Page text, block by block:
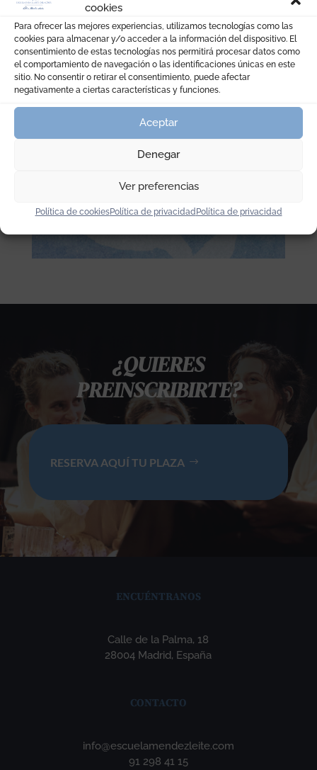
cookies
Para ofrecer las mejores experiencias, utilizamos tecnologías como las
cookies para almacenar y/o acceder a la información del dispositivo. El
consentimiento de estas tecnologías nos permitirá procesar datos como
el comportamiento de navegación o las identificaciones únicas en este
sitio. No consentir o retirar el consentimiento, puede afectar
negativamente a ciertas características y funciones.
Aceptar
Denegar
Ver preferencias
Política de cookiesPolítica de privacidad Política de privacidad
¿QUIERES
PREINSCRIBIRTE?
RESERVA AQUÍ TU PLAZA
ENCUÉNTRANOS
Calle de la Palma, 18
28004 Madrid, España
CONTACTO
info@escuelamendezleite.com
91 298 41 15